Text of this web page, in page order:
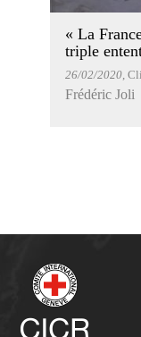
« La
triple
26/02/2020,
Frédéric Joli